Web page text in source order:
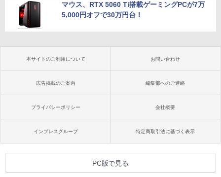
マウス、RTX 5060 Ti搭載ゲーミングPCが7万
5,000円オフで30万円台！
本サイトのご利用について お問い合わせ
広告掲載のご案内 編集部へのご連絡
プライバシーポリシー 会社概要
インプレスグループ 特定商取引法に基づく表示
PC版で見る